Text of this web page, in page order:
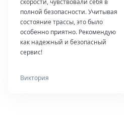
скорости, чувствовали себя в
полной безопасности. Учитывая
состояние трассы, это было
особенно приятно. Рекомендую
как надежный и безопасный
сервис!
Виктория